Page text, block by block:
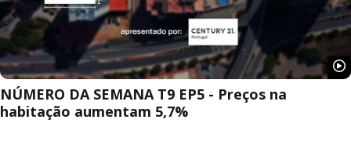
NÚMERO DA SEMANA T9 EP5 - Preços na
habitação aumentam 5,7%